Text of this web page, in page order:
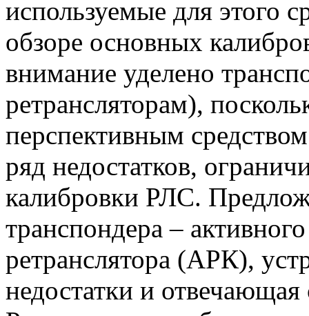
используемые для этого
обзоре основных
внимание уделено
ретрансляторам),
перспективным
ряд недостатков,
калибровки РЛС.
транспондера –
ретранслятора (АРК),
недостатки и